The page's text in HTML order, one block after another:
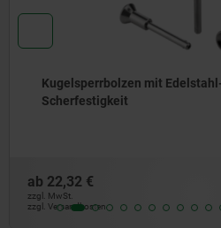
Kugelsperrbolzen Edelstahl
ab11,96 €
zzgl. MwSt.
zzgl. Versandkosten